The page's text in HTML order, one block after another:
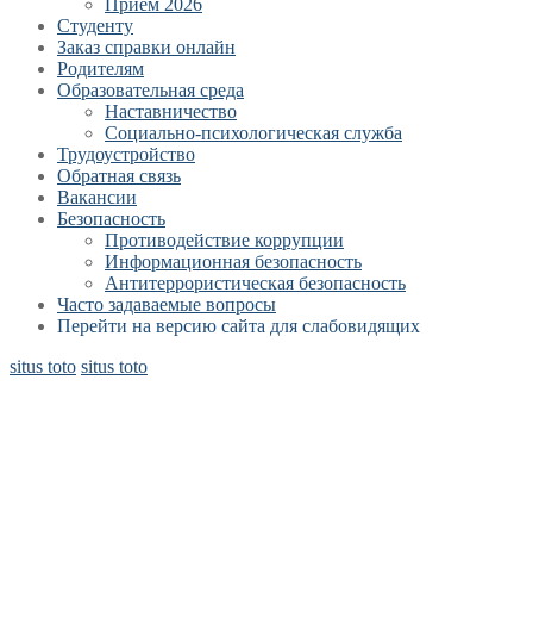
Студенту
Заказ справки онлайн
Родителям
Образовательная среда
Наставничество
Социально-психологическая служба
Трудоустройство
Обратная связь
Вакансии
Безопасность
Противодействие коррупции
Информационная безопасность
Антитеррористическая безопасность
Часто задаваемые вопросы
Перейти на версию сайта для слабовидящих
situs toto situs toto